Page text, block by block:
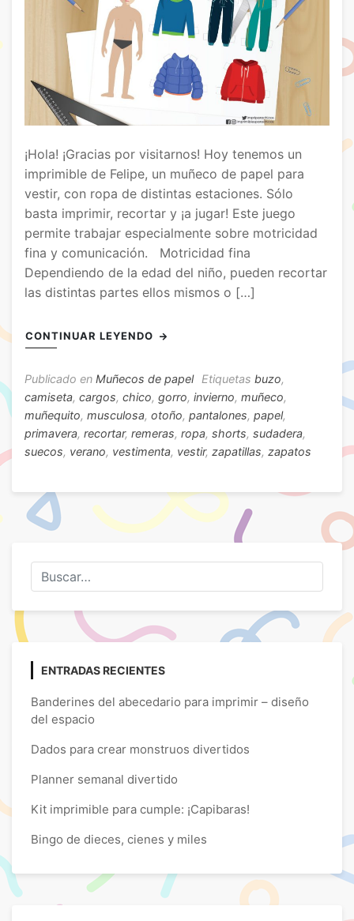
¡Hola! ¡Gracias por visitarnos! Hoy tenemos un
imprimible de Felipe, un muñeco de papel para
vestir, con ropa de distintas estaciones. Sólo
basta imprimir, recortar y ¡a jugar! Este juego
permite trabajar especialmente sobre motricidad
fina y comunicación. Motricidad fina
Dependiendo de la edad del niño, pueden recortar
las distintas partes ellos mismos o […]
CONTINUAR LEYENDO
Publicado en Muñecos de papel Etiquetas buzo,
camiseta, cargos, chico, gorro, invierno, muñeco,
muñequito, musculosa, otoño, pantalones, papel,
primavera, recortar, remeras, ropa, shorts, sudadera,
suecos, verano, vestimenta, vestir, zapatillas, zapatos
ENTRADAS RECIENTES
Banderines del abecedario para imprimir – diseño
del espacio
Dados para crear monstruos divertidos
Planner semanal divertido
Kit imprimible para cumple: ¡Capibaras!
Bingo de dieces, cienes y miles